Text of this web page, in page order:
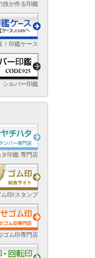
技が作る印鑑
！印鑑ケース
シルバー印鑑
タ印鑑 専門店
印/スタンプ
ゴム印専門店